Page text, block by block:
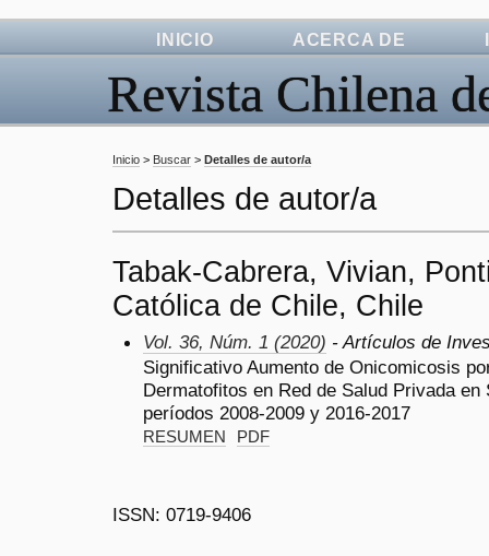
Revista Chilena
INICIO ACERCA DE
Inicio > Buscar > Detalles de autor/a
Detalles de autor/a
Tabak-Cabrera, Vivian,
Católica de Chile, Chile
Vol. 36, Núm. 1 (2020) - Artículos de
Significativo Aumento de Onicomicosis
Dermatofitos en Red de Salud Privada
períodos 2008-2009 y 2016-2017
RESUMEN PDF
ISSN: 0719-9406